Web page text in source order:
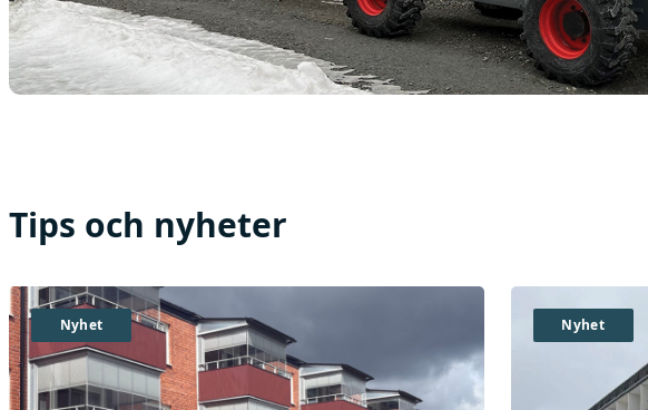
Tips och nyheter
Nyhet Nyhet